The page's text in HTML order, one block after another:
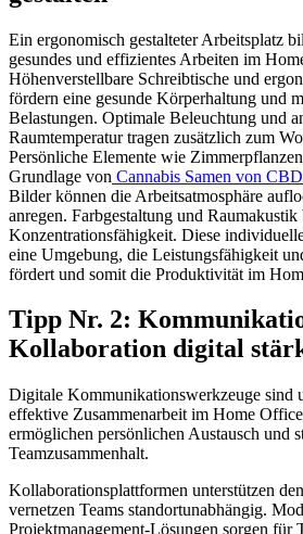
Ein ergonomisch gestalteter Arbeitsplatz
gesundes und effizientes Arbeiten im
Höhenverstellbare Schreibtische und
fördern eine gesunde Körperhaltung und
Belastungen. Optimale Beleuchtung und
Raumtemperatur tragen zusätzlich zum
Persönliche Elemente wie
Grundlage von Cannabis Samen von
Bilder können die Arbeitsatmosphäre
anregen. Farbgestaltung und
Konzentrationsfähigkeit. Diese
eine Umgebung, die Leistungsfähigkeit
fördert und somit die Produktivität im
Tipp Nr. 2:
Kollaboration digital
Digitale Kommunikationswerkzeuge sind
effektive Zusammenarbeit im Home
ermöglichen persönlichen Austausch und
Teamzusammenhalt.
Kollaborationsplattformen unterstützen
vernetzen Teams standortunabhängig.
Projektmanagement-Lösungen sorgen für